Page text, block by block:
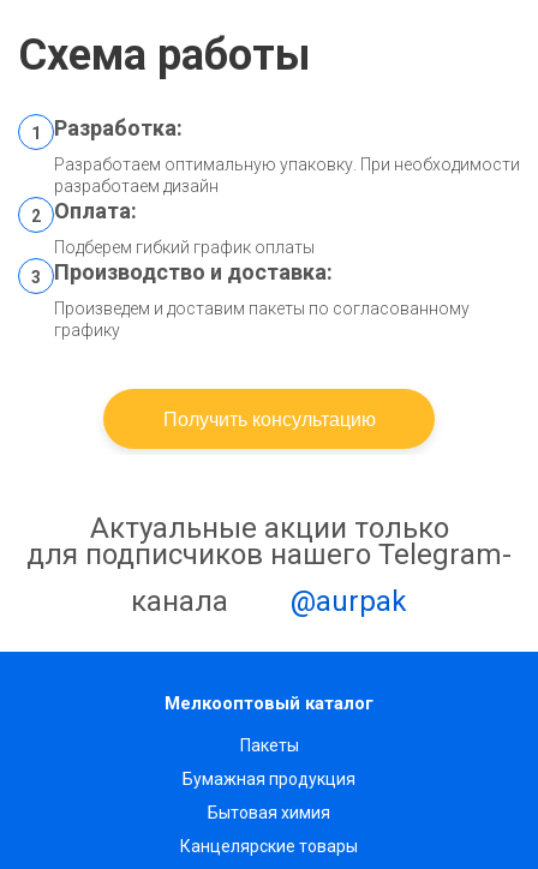
Схема работы
1 Разработка:
Разработаем оптимальную упаковку. При необходимости
разработаем дизайн
2
Оплата:
Подберем гибкий график оплаты
3
Производство и доставка:
Произведем и доставим пакеты по согласованному
графику
Получить консультацию
Актуальные акции только
для подписчиков нашего Telegram-
канала
@aurpak
Мелкооптовый каталог
Пакеты
Бумажная продукция
Бытовая химия
Канцелярские товары